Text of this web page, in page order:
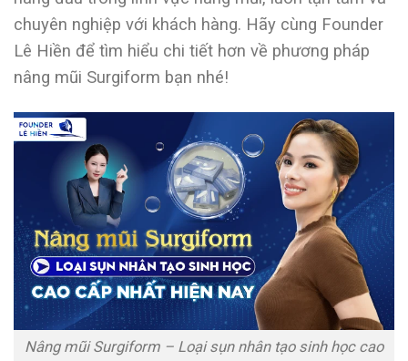
chuyên nghiệp với khách hàng. Hãy cùng Founder
Lê Hiền để tìm hiểu chi tiết hơn về phương pháp
nâng mũi Surgiform bạn nhé!
Nâng mũi Surgiform – Loại sụn nhân tạo sinh học cao